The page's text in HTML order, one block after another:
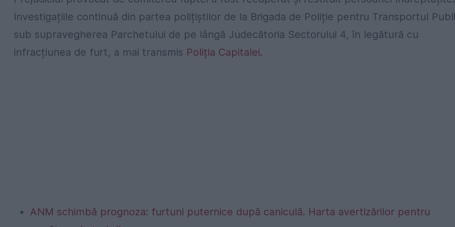
Investigațiile continuă din partea polițiștilor de la Brigada de Poliție pentru Transportul
sub supravegherea Parchetului de pe lângă Judecătoria Sectorului 4, în legătură cu
infracțiunea de furt, a mai transmis Poliția Capitalei.
ANM schimbă prognoza: furtuni puternice după caniculă. Harta avertizărilor pentru